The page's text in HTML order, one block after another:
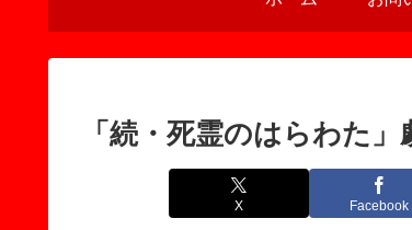
「続・死霊のはらわた
X Facebook